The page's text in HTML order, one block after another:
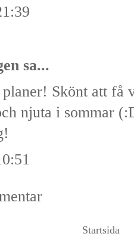
sa...
Skönt att få
njuta i sommar
Startsida